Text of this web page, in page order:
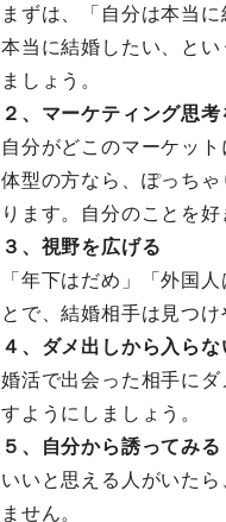
まずは、「自分は本当
本当に結婚したい、と
ましょう。
２、マーケティング思
自分がどこのマーケッ
体型の方なら、ぽっち
ります。自分のことを
３、視野を広げる
「年下はだめ」「外国
とで、結婚相手は見つけ
４、ダメ出しから入らな
婚活で出会った相手に
すようにしましょう。
５、自分から誘ってみる
いいと思える人がいた
ません。